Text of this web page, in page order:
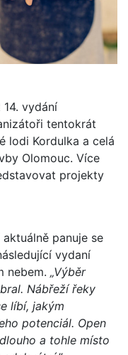
vydání
tentokrát
lodi Kordulka a celá
Olomouc. Více
projekty
panuje se
vydaní
nebem. „Výběr
Nábřeží řeky
líbí, jakým
potenciál. Open
a tohle místo